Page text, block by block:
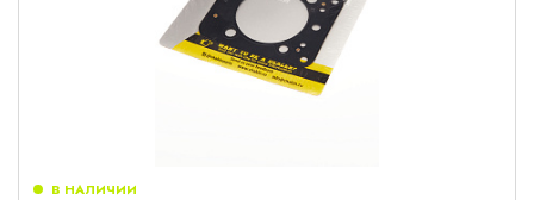
В НАЛИЧИИ